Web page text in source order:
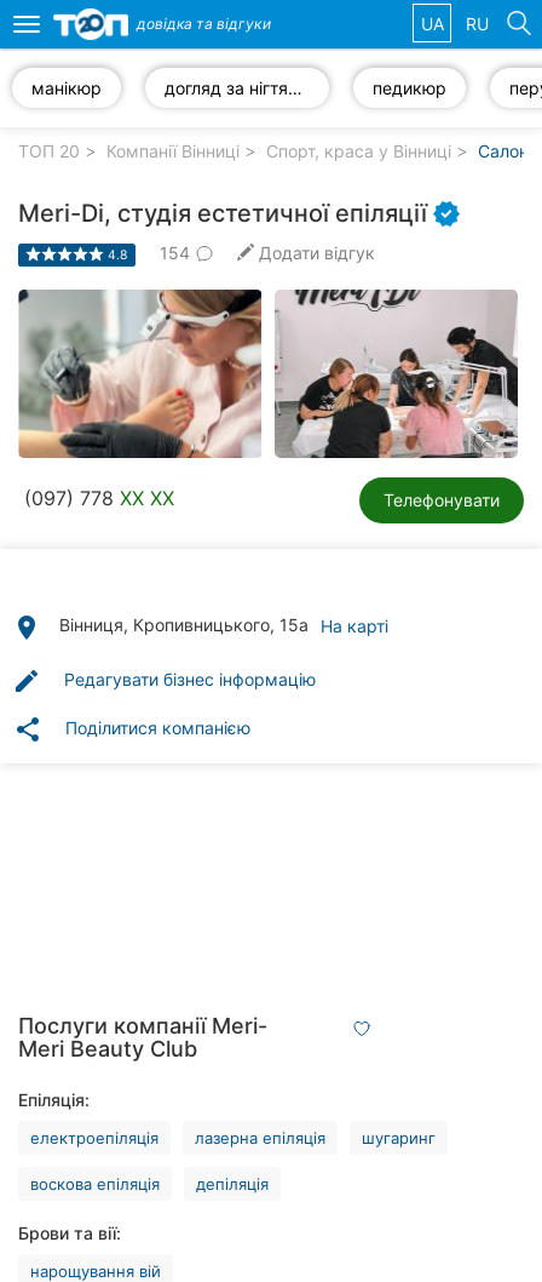
компанії
рубрики:
Стоматології
Ветеринарні
клініки
клініки
рубрики
Хмельницький
Рівне
Київ
Toggle
navigation
довідка та відгуки UA RU
манікюр догляд за нігтями педикюр
ТОП 20 Компанії Вінниці Спорт, краса у Вінниці Салони
Meri-Di, студія естетичної епіляції
4.8 154 Додати відгук
(097) 778 XX XX Телефонувати
place Вінниця, Кропивницького, 15а На карті
edit Редагувати бізнес інформацію
share Поділитися компанією
Послуги компанії Meri-
Meri Beauty Club
Епіляція:
електроепіляція лазерна епіляція шугаринг
воскова епіляція депіляція
Брови та вії:
нарощування вій